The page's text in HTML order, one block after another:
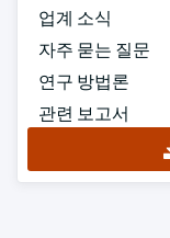
업계 소식
자주 묻는 질문
연구 방법론
관련 보고서